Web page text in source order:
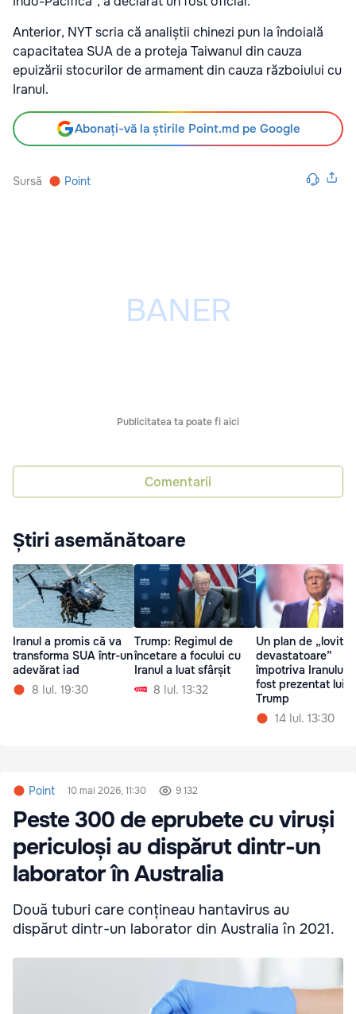
Anterior, NYT scria că analiștii chinezi pun la îndoială
capacitatea SUA de a proteja Taiwanul din cauza
epuizării stocurilor de armament din cauza războiului cu
Iranul.
Abonați-vă la știrile Point.md pe Google
Sursă Point
Publicitatea ta poate fi aici
Comentarii
Știri asemănătoare
Iranul a promis că va
transforma SUA într-un
adevărat iad
8 Iul. 19:30
Trump: Regimul de
încetare a focului cu
Iranul a luat sfârșit
8 Iul. 13:32
Un plan de
devastatoare”
împotriva Iranului
fost prezentat lui
Trump
14 Iul. 13:30
Point 10 mai 2026, 11:30 9 132
Peste 300 de eprubete cu viruși
periculoși au dispărut dintr-un
laborator în Australia
Două tuburi care conțineau hantavirus au
dispărut dintr-un laborator din Australia în 2021.